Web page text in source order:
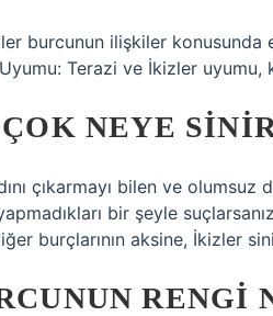
burcunun ilişkiler konusunda
Terazi ve İkizler
NEYE
çıkarmayı bilen ve
bir şeyle
burçlarının aksine, İkizler
RENGI